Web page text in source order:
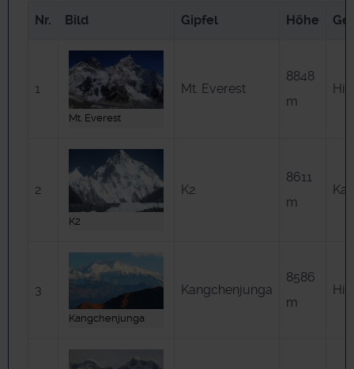
Nr. Bild Gipfel Höhe
1
Mt. Everest
Mt. Everest
8848
m
2
K2
K2
8611
m
3
Kangchenjunga
Kangchenjunga
8586
m